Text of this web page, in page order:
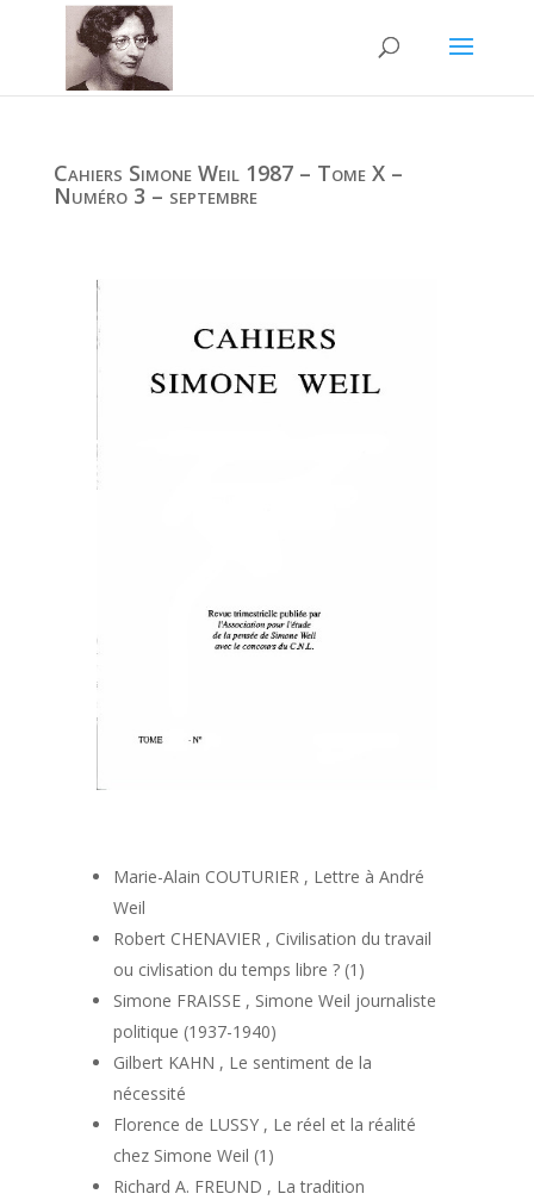
Cahiers Simone Weil 1987 – Tome X –
Numéro 3 – septembre
Marie-Alain COUTURIER , Lettre à André
Weil
Robert CHENAVIER , Civilisation du travail
ou civlisation du temps libre ? (1)
Simone FRAISSE , Simone Weil journaliste
politique (1937-1940)
Gilbert KAHN , Le sentiment de la
nécessité
Florence de LUSSY , Le réel et la réalité
chez Simone Weil (1)
Richard A. FREUND , La tradition